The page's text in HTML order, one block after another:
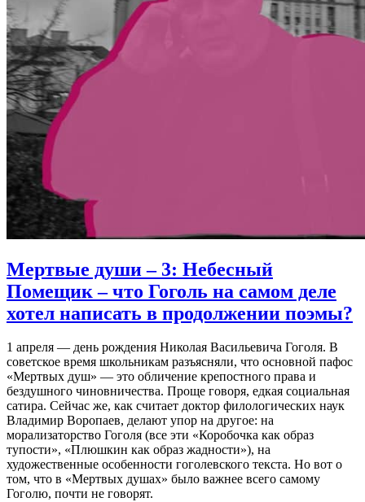
Мертвые души – 3: Небесный
Помещик – что Гоголь на самом деле
хотел написать в продолжении поэмы?
1 апреля — день рождения Николая Васильевича Гоголя. В
советское время школьникам разъясняли, что основной пафос
«Мертвых душ» — это обличение крепостного права и
бездушного чиновничества. Проще говоря, едкая социальная
сатира. Сейчас же, как считает доктор филологических наук
Владимир Воропаев, делают упор на другое: на
морализаторство Гоголя (все эти «Коробочка как образ
тупости», «Плюшкин как образ жадности»), на
художественные особенности гоголевского текста. Но вот о
том, что в «Мертвых душах» было важнее всего самому
Гоголю, почти не говорят.